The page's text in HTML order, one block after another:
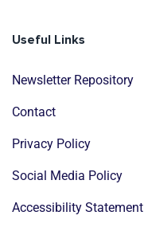
Useful Links
Newsletter Repository
Contact
Privacy Policy
Social Media Policy
Accessibility Statement